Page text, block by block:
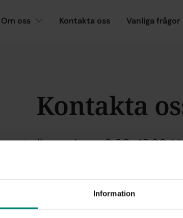
Information
Om oss Kontakta oss Vanliga frågor
Kontakta
alla vardagar 8.30–16.30.
kontaktuppgifter.